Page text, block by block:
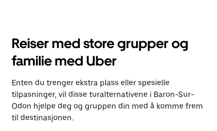
Reiser med store grupper og
familie med Uber
Enten du trenger ekstra plass eller spesielle
tilpasninger, vil disse turalternativene i Baron-Sur-
Odon hjelpe deg og gruppen din med å komme frem
til destinasjonen.